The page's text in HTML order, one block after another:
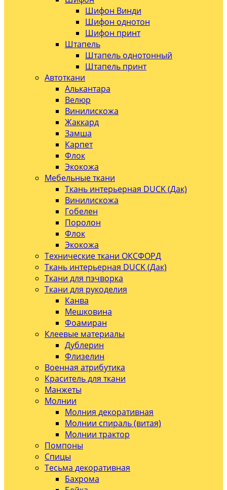
Шифон Винди
Шифон однотон
Шифон принт
Штапель
Штапель однотонный
Штапель принт
Автоткани
Алькантара
Велюр
Винилискожа
Жаккард
Замша
Карпет
Флок
Экокожа
Мебельные ткани
Ткань интерьерная DUCK (Дак)
Винилискожа
Гобелен
Поролон
Флок
Экокожа
Технические ткани ОКСФОРД
Ткань интерьерная DUCK (Дак)
Ткани для пэчворка
Ткани для рукоделия
Канва
Мешковина
Фоамиран
Клеевые материалы
Дублерин
Флизелин
Военная атрибутика
Краситель для ткани
Манжеты
Молнии
Молния декоративная
Молнии спираль (витая)
Молнии трактор
Помпоны
Спицы
Тесьма декоративная
Бахрома